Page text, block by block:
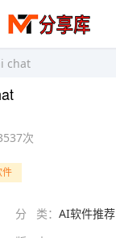
chat
次
件
分 类： AI软件推荐